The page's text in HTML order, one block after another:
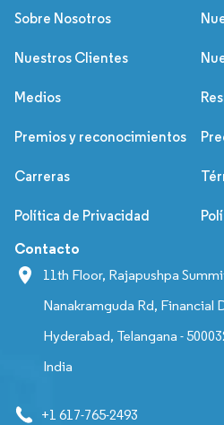
Sobre Nosotros
Nuestros Clientes
Medios
Premios y reconocimientos
Carreras
Política de Privacidad
Contacto
11th Floor, Rajapushpa
Nanakramguda Rd, Financial
Hyderabad, Telangana -
India
+1 617-765-2493